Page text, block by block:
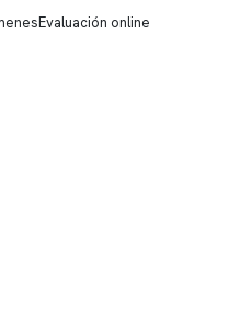
Evaluación online